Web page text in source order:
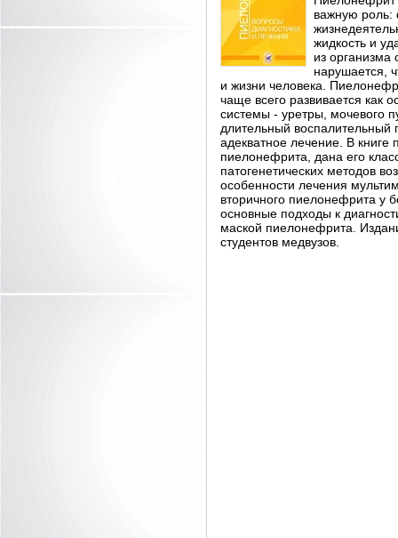
важную роль:
жидкость и
из организма
нарушается,
и жизни человека.
чаще всего развивается как
системы - уретры, мочевого
длительный воспалительный
адекватное лечение. В книге
пиелонефрита, дана его
патогенетических методов
особенности лечения
вторичного пиелонефрита у
основные подходы к
маской пиелонефрита.
студентов медвузов.